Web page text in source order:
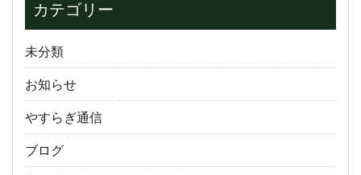
カテゴリー
未分類
お知らせ
やすらぎ通信
ブログ